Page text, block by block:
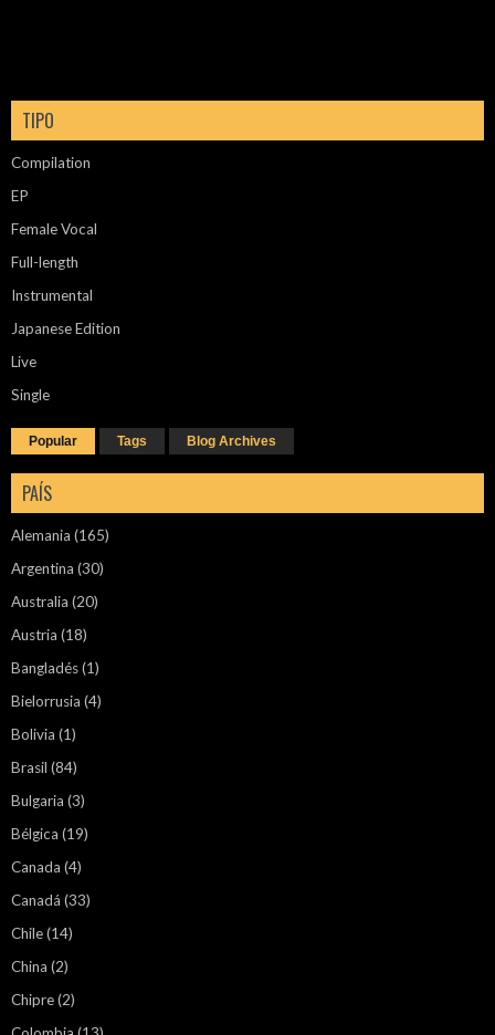
TIPO
Compilation
EP
Female Vocal
Full-length
Instrumental
Japanese Edition
Live
Single
Popular Tags Blog Archives
PAÍS
Alemania (165)
Argentina (30)
Australia (20)
Austria (18)
Bangladés(1)
Bielorrusia (4)
Bolivia (1)
Brasil (84)
Bulgaria (3)
Bélgica (19)
Canada (4)
Canadá (33)
Chile(14)
China (2)
Chipre(2)